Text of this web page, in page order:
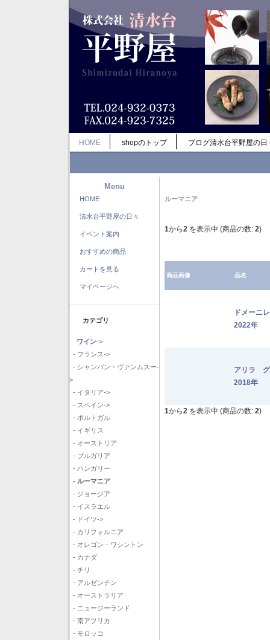
HOME shopのトップ ブログ清水台平野屋の日
Menu
HOME
清水台平野屋の日々
イベント案内
おすすめの商品
カートを見る
マイページへ
カテゴリ
ワイン->
- フランス->
- シャンパン・ヴァンムスー-
>
- イタリア->
- スペイン->
- ポルトガル
- イギリス
- オーストリア
- ブルガリア
- ハンガリー
- ルーマニア
- ジョージア
- イスラエル
- ドイツ->
- カリフォルニア
- オレゴン・ワシントン
- カナダ
- チリ
- アルゼンチン
- オーストラリア
- ニュージーランド
- 南アフリカ
- モロッコ
ルーマニア
1から2 を表示中 (商品の数: 2)
商品画像 品名
ドメー
2022年
アリラ
2018年
1から2 を表示中 (商品の数: 2)